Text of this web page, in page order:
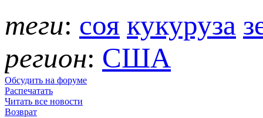
теги: соя кукуруза
регион: США
Обсудить на форуме
Распечатать
Читать все новости
Возврат